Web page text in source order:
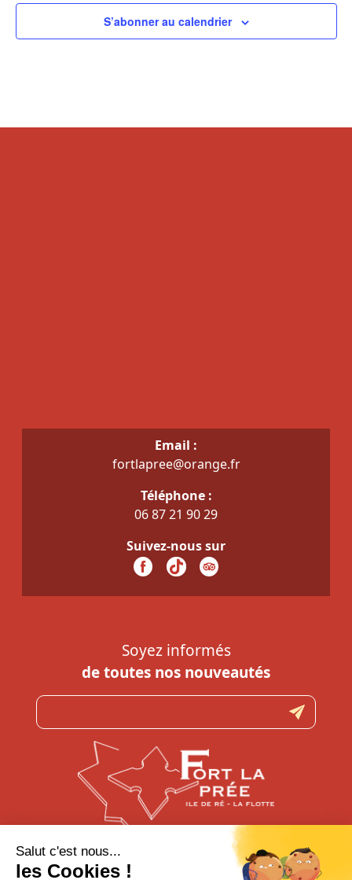
S’abonner au calendrier
Email :
fortlapree@orange.fr
Téléphone :
06 87 21 90 29
Suivez-nous sur
Soyez informés
de toutes nos nouveautés
N’hésitez pas à nous contacter